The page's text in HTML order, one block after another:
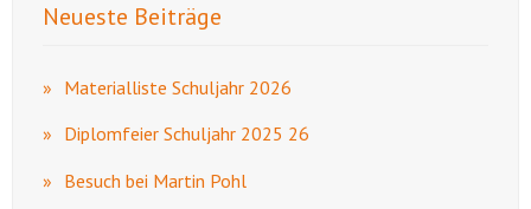
Neueste Beiträge
Materialliste Schuljahr 2026
Diplomfeier Schuljahr 2025 26
Besuch bei Martin Pohl